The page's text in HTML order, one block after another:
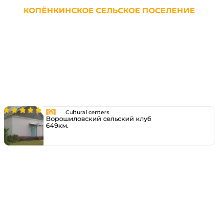
КОПЁНКИНСКОЕ СЕЛЬСКОЕ ПОСЕЛЕНИЕ
Cultural centers
Ворошиловский сельский клуб
649км.